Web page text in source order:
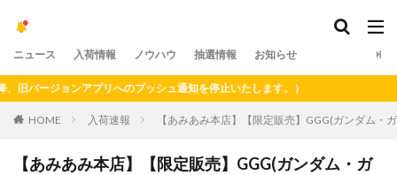
ニュース 入荷情報 ノウハウ 抽選情報 お知らせ
ジョンアプリへのプッシュ通知を停止いたします。）
HOME 入荷速報 【あみあみ本店】【限定販売】GGG(ガンダム
【あみあみ本店】【限定販売】GGG(ガンダム・ガ